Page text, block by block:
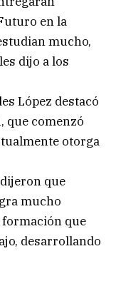
en la
mucho,
dijo a los
López destacó
que comenzó
otorga
que
mucho
formación que
desarrollando